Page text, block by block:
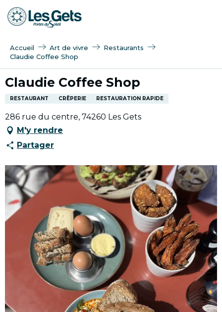
Aller
au
Accueil Art de vivre
Restaurants
Claudie Coffee Shop
Claudie Coffee Shop
RESTAURANT CRÊPERIE RESTAURATION RAPIDE
286 rue du centre, 74260 Les Gets
M'y rendre
Partager